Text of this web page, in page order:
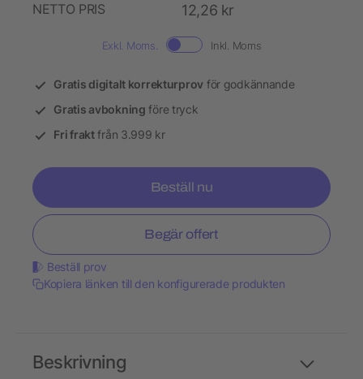
NETTO PRIS
12,26 kr
Exkl. Moms. Inkl. Moms
Gratis digitalt korrekturprov för godkännande
Gratis avbokning före tryck
Fri fraktfrån 3.999 kr
Beställ nu
Begär offert
Beställ prov
Kopiera länken till den konfigurerade produkten
Beskrivning